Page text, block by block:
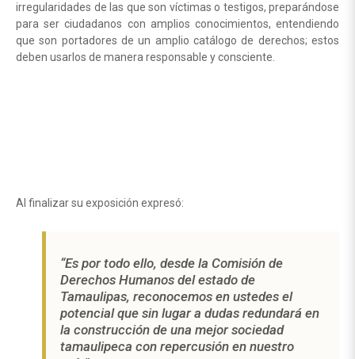
irregularidades de las que son víctimas o testigos, preparándose
para ser ciudadanos con amplios conocimientos, entendiendo
que son portadores de un amplio catálogo de derechos; estos
deben usarlos de manera responsable y consciente.
Al finalizar su exposición expresó:
“Es por todo ello, desde la Comisión de
Derechos Humanos del estado de
Tamaulipas, reconocemos en ustedes el
potencial que sin lugar a dudas redundará en
la construcción de una mejor sociedad
tamaulipeca con repercusión en nuestro